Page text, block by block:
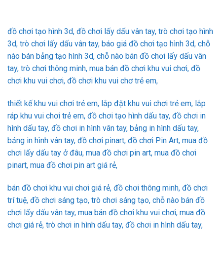
đồ chơi tạo hình 3d, đồ chơi lấy dấu vân tay, trò chơi tạo hình
3d, trò chơi lấy dấu vân tay, báo giá đồ chơi tạo hình 3d, chỗ
nào bán bảng tạo hình 3d, chỗ nào bán đồ chơi lấy dấu vân
tay, trò chơi thông minh, mua bán đồ chơi khu vui chơi, đồ
chơi khu vui chơi, đồ chơi khu vui chơ trẻ em,
thiết kế khu vui chơi trẻ em, lắp đặt khu vui chơi trẻ em, lắp
ráp khu vui chơi trẻ em, đồ chơi tạo hình dấu tay, đồ chơi in
hình dấu tay, đồ chơi in hình vân tay, bảng in hình dấu tay,
bảng in hình vân tay, đồ chơi pinart, đồ chơi Pin Art, mua đồ
chơi lấy dấu tay ở đâu, mua đồ chơi pin art, mua đồ chơi
pinart, mua đồ chơi pin art giá rẻ,
bán đồ chơi khu vui chơi giá rẻ, đồ chơi thông minh, đồ chơi
trí tuệ, đồ chơi sáng tạo, trò chơi sáng tạo, chỗ nào bán đồ
chơi lấy dấu vân tay, mua bán đồ chơi khu vui chơi, mua đồ
chơi giá rẻ, trò chơi in hình dấu tay, đồ chơi in hình dấu tay,